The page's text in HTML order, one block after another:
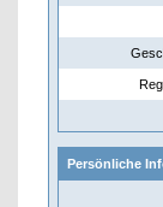
Persönliche